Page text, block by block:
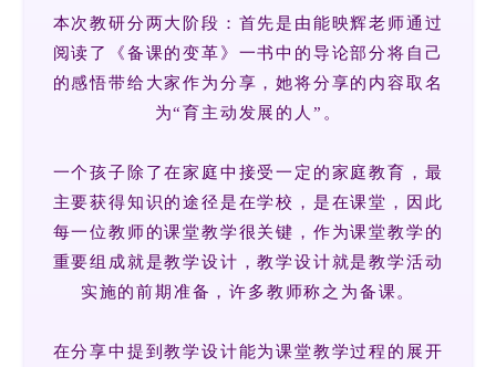
本次教研分两大阶段：首先是由能映辉老师通过
阅读了《备课的变革》一书中的导论部分将自己
的感悟带给大家作为分享，她将分享的内容取名
为“育主动发展的人”。
一个孩子除了在家庭中接受一定的家庭教育，最
主要获得知识的途径是在学校，是在课堂，因此
每一位教师的课堂教学很关键，作为课堂教学的
重要组成就是教学设计，教学设计就是教学活动
实施的前期准备，许多教师称之为备课。
在分享中提到教学设计能为课堂教学过程的展开